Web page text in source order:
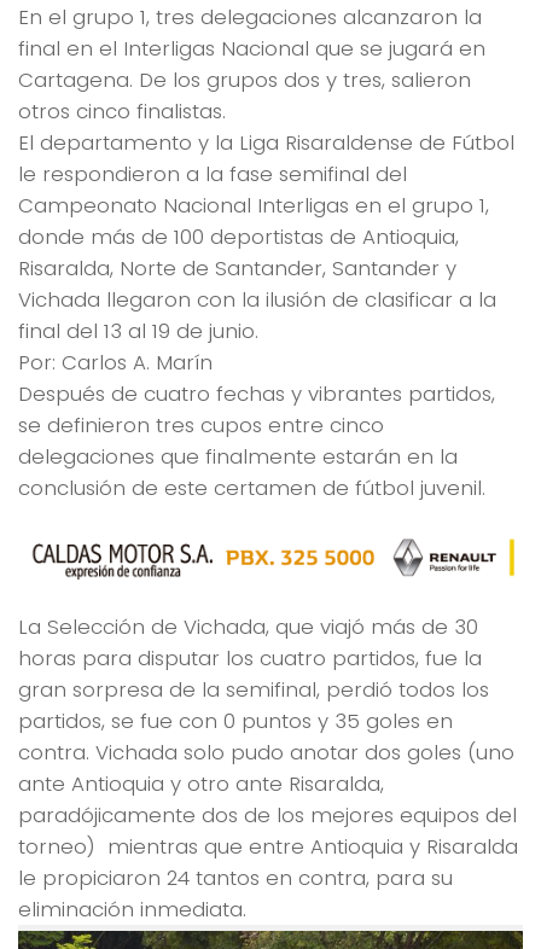
En el grupo 1, tres delegaciones alcanzaron la
final en el Interligas Nacional que se jugará en
Cartagena. De los grupos dos y tres, salieron
otros cinco finalistas.
El departamento y la Liga Risaraldense de Fútbol
le respondieron a la fase semifinal del
Campeonato Nacional Interligas en el grupo 1,
donde más de 100 deportistas de Antioquia,
Risaralda, Norte de Santander, Santander y
Vichada llegaron con la ilusión de clasificar a la
final del 13 al 19 de junio.
Por: Carlos A. Marín
Después de cuatro fechas y vibrantes partidos,
se definieron tres cupos entre cinco
delegaciones que finalmente estarán en la
conclusión de este certamen de fútbol juvenil.
La Selección de Vichada, que viajó más de 30
horas para disputar los cuatro partidos, fue la
gran sorpresa de la semifinal, perdió todos los
partidos, se fue con 0 puntos y 35 goles en
contra. Vichada solo pudo anotar dos goles (uno
ante Antioquia y otro ante Risaralda,
paradójicamente dos de los mejores equipos del
torneo) mientras que entre Antioquia y Risaralda
le propiciaron 24 tantos en contra, para su
eliminación inmediata.